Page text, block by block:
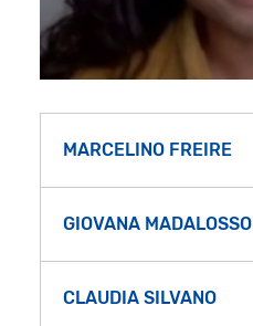
MARCELINO FREIRE
GIOVANA MADALOSSO
CLAUDIA SILVANO